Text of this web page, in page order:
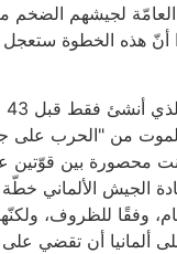
العامّة لجيشهم
أنّ هذه الخطوة
من "الحرب على
محصورة بين قوّتين
الجيش الألماني خطّة
وفقًا للظروف،
ألمانيا أن تقضي على